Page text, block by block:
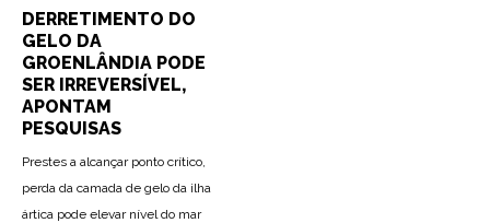
DERRETIMENTO DO
GELO DA
GROENLÂNDIA PODE
SER IRREVERSÍVEL,
APONTAM
PESQUISAS
Prestes a alcançar ponto crítico,
perda da camada de gelo da ilha
ártica pode elevar nível do mar